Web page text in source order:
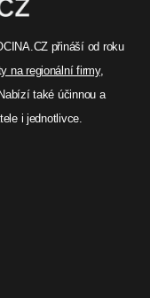
přináší od roku
na regionální firmy,
také účinnou a
i jednotlivce.